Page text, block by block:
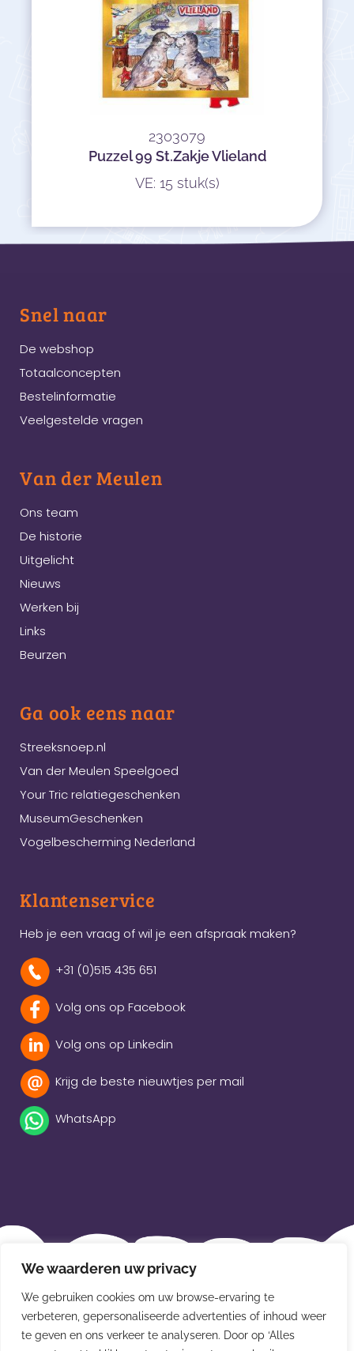
We waarderen uw privacy
We gebruiken cookies om uw browse-ervaring te
verbeteren, gepersonaliseerde advertenties of inhoud weer
te geven en ons verkeer te analyseren. Door op ‘Alles
2303079
Puzzel 99 St.Zakje Vlieland
VE: 15 stuk(s)
Snel naar
De webshop
Totaalconcepten
Bestelinformatie
Veelgestelde vragen
Van der Meulen
Ons team
De historie
Uitgelicht
Nieuws
Werken bij
Links
Beurzen
Ga ook eens naar
Streeksnoep.nl
Van der Meulen Speelgoed
Your Tric relatiegeschenken
MuseumGeschenken
Vogelbescherming Nederland
Klantenservice
Heb je een vraag of wil je een afspraak maken?
+31 (0)515 435 651
Volg ons op Facebook
Volg ons op Linkedin
Krijg de beste nieuwtjes per mail
WhatsApp
Beleidsverklaring
Privacybeleid
Disclaimer
Leveringsvoorwaarden